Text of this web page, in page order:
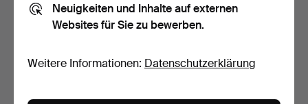
Paar, Lapislazuli und…
UND HEMDKNÖPFE, 18K
Gold, …
9 Tage
Neuigkeiten und Inhalte auf externen
Websites für Sie zu bewerben.
Weitere Informationen: Datenschutzerklärung